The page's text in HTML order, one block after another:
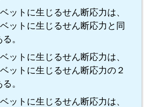
ットに生じるせん断応力は、
ットに生じるせん断応力と同
。
ットに生じるせん断応力は、
ットに生じるせん断応力の２
。
ットに生じるせん断応力は、